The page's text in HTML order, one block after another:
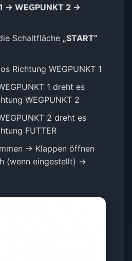
→ WEGPUNKT 2 →
Schaltfläche „START“
Richtung WEGPUNKT 1
1 dreht es
WEGPUNKT 2
2 dreht es
FUTTER
→ Klappen öffnen
(wenn eingestellt) →